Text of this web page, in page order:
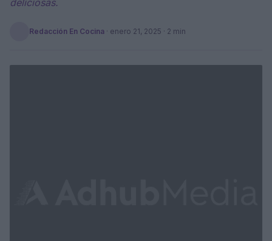
deliciosas.
Redacción En Cocina · enero 21, 2025 · 2 min